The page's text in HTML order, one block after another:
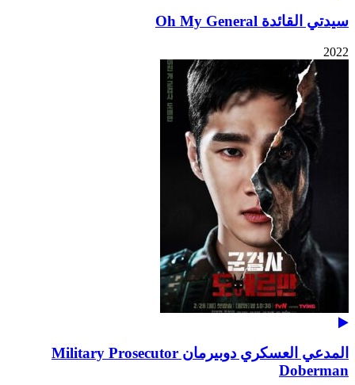
سيدتي القائدة Oh My General
2022
المدعي العسكري دوبيرمان Military Prosecutor
Doberman